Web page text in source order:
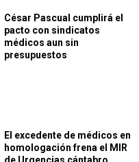
César Pascual cumplirá el
pacto con sindicatos
médicos aun sin
presupuestos
El excedente de médicos en
homologación frena el MIR